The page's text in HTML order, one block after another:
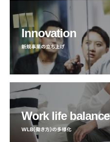
Innovation
新規事業の立ち上げ
Work life balance
WLB（働き方）の多様化